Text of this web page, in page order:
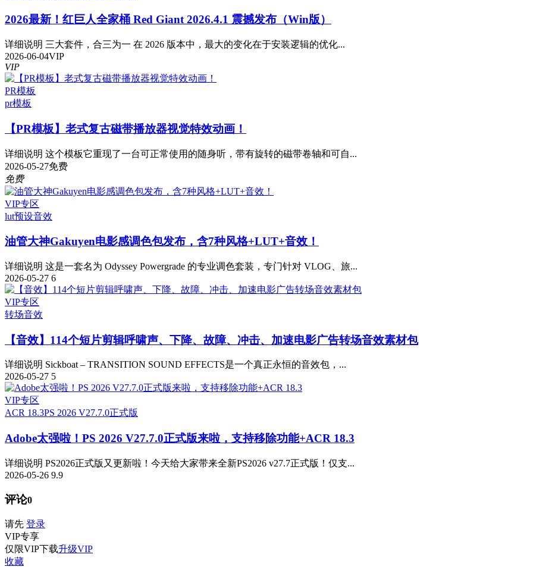
2026最新！红巨人全家桶 Red Giant 2026.4.1 震撼发布（Win版）
详细说明 三大套件，合三为一 在 2026 版本中，最大的变化在于安装逻辑的优化...
2026-06-04VIP
VIP
PR模板
pr模板
【PR模板】老式复古磁带播放器视觉特效动画！
详细说明 这个模板它重现了一台可正常使用的随身听，带有旋转的磁带卷轴和可自...
2026-05-27免费
免费
VIP专区
lut预设音效
油管大神Gakuyen电影感调色包发布，含7种风格+LUT+音效！
详细说明 这是一套名为 Odyssey Powergrade 的专业调色套装，专门针对 VLOG、旅...
2026-05-27 6
VIP专区
转场音效
【音效】114个短片剪辑呼啸声、下降、故障、冲击、加速电影广告转场音效素材包
详细说明 Sickboat – TRANSITION SOUND EFFECTS是一个真正永恒的音效包，...
2026-05-27 5
VIP专区
ACR 18.3PS 2026 V27.7.0正式版
Adobe太强啦！PS 2026 V27.7.0正式版来啦，支持移除功能+ACR 18.3
详细说明 PS2026正式版又更新啦！今天给大家带来全新PS2026 v27.7正式版！仅支...
2026-05-26 9.9
评论0
请先 登录
VIP专享
仅限VIP下载升级VIP
收藏